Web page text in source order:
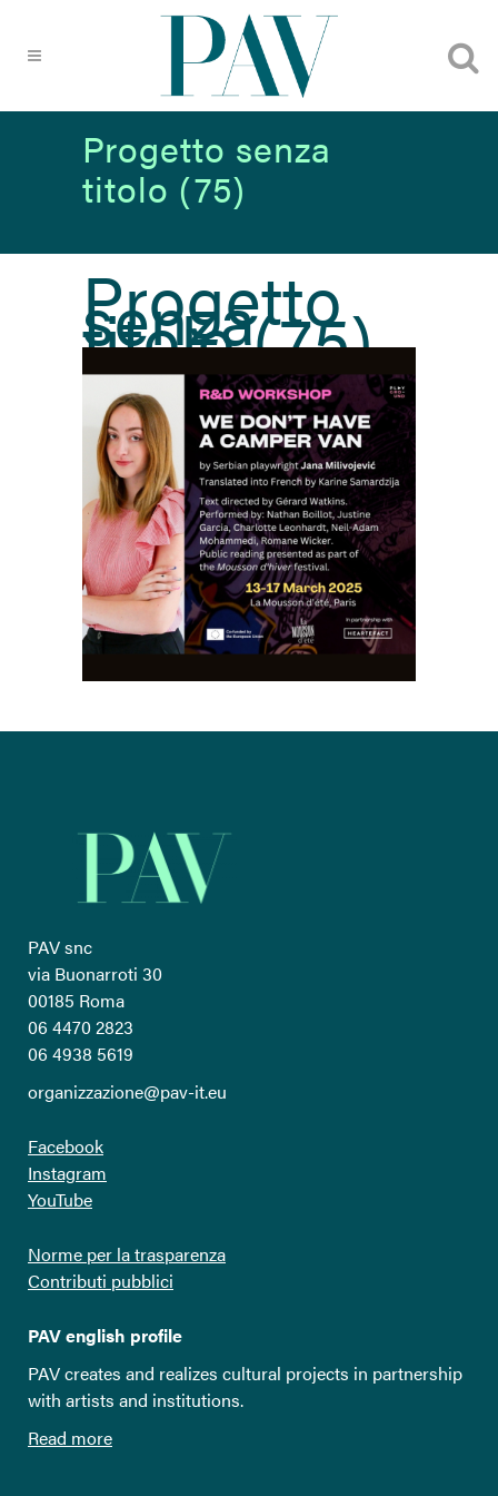
Progetto senza
titolo (75)
Progetto
senza
titolo (75)
PAV snc
via Buonarroti 30
00185 Roma
06 4470 2823
06 4938 5619
organizzazione@pav-it.eu
Facebook
Instagram
YouTube
Norme per la trasparenza
Contributi pubblici
PAV english profile
PAV creates and realizes cultural projects in partnership
with artists and institutions.
Read more